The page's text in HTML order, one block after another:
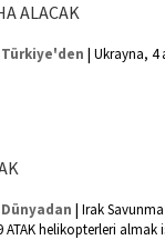
ALACAK
Türkiye'den | Ukrayna, 4
Dünyadan | Irak
ATAK helikopterleri